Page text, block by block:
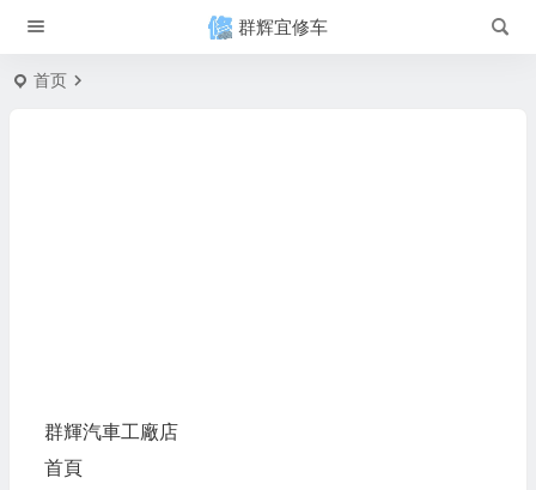
群辉宜修车
首页
群輝汽車工廠店
首頁